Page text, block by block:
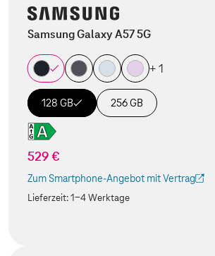
Samsung Galaxy A57 5G
+ 1
128 GB 256 GB
529 €
Zum Smartphone-Angebot mit Vertrag
(Der Link wird in einem neuen Tab geöffnet)
Lieferzeit:1-4 Werktage